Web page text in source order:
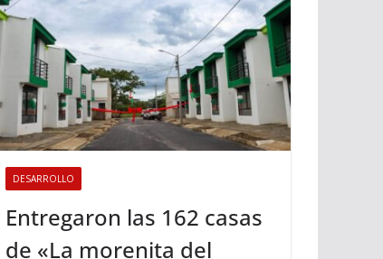
DESARROLLO
Entregaron las 162 casas
de «La morenita del